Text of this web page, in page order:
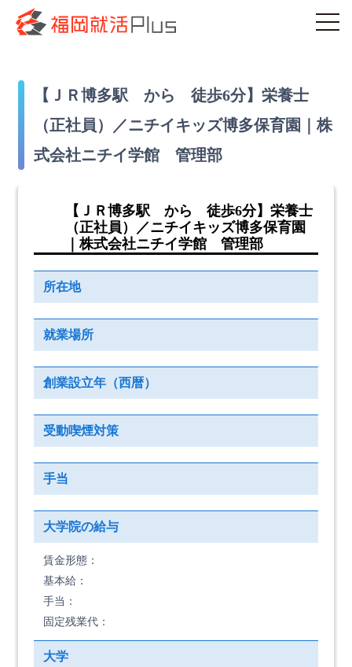
【ＪＲ博多駅 から 徒歩6分】栄養士
（正社員）／ニチイキッズ博多保育園｜株
式会社ニチイ学館 管理部
【ＪＲ博多駅 から 徒歩6分】栄養士
（正社員）／ニチイキッズ博多保育園
｜株式会社ニチイ学館 管理部
所在地
就業場所
創業設立年（西暦）
受動喫煙対策
手当
大学院の給与
賃金形態：
基本給：
手当：
固定残業代：
大学